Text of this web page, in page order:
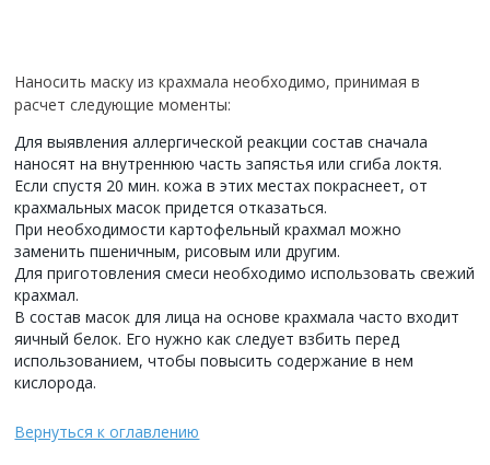
Наносить маску из крахмала необходимо, принимая в
расчет следующие моменты:
Для выявления аллергической реакции состав сначала
наносят на внутреннюю часть запястья или сгиба локтя.
Если спустя 20 мин. кожа в этих местах покраснеет, от
крахмальных масок придется отказаться.
При необходимости картофельный крахмал можно
заменить пшеничным, рисовым или другим.
Для приготовления смеси необходимо использовать свежий
крахмал.
В состав масок для лица на основе крахмала часто входит
яичный белок. Его нужно как следует взбить перед
использованием, чтобы повысить содержание в нем
кислорода.
Вернуться к оглавлению